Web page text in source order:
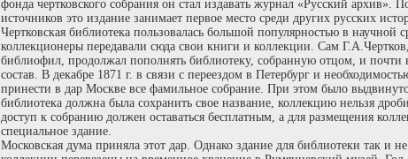
фонда чертковского собрания он стал издавать журнал «Русский архив».
источников это издание занимает первое место среди других русских
Чертковская библиотека пользовалась большой популярностью в научной
коллекционеры передавали сюда свои книги и коллекции. Сам
библиофил, продолжал пополнять библиотеку, собранную отцом, и почти
состав. В декабре 1871 г. в связи с переездом в Петербург и
принести в дар Москве все фамильное собрание. При этом было
библиотека должна была сохранить свое название, коллекцию нельзя
доступ к собранию должен оставаться бесплатным, а для размещения
специальное здание.
Московская дума приняла этот дар. Однако здание для библиотеки так и